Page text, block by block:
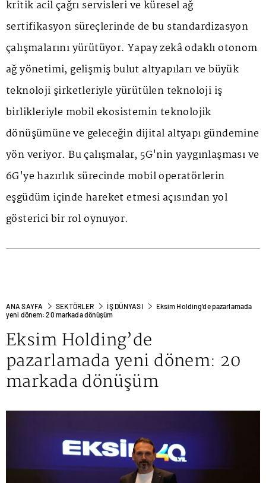
kritik acil çağrı servisleri ve küresel ağ
sertifikasyon süreçlerinde de bu standardizasyon
çalışmalarını yürütüyor. Yapay zekâ odaklı otonom
ağ yönetimi, gelişmiş bulut altyapıları ve büyük
teknoloji şirketleriyle yürütülen teknoloji iş
birlikleriyle mobil ekosistemin teknolojik
dönüşümüne ve geleceğin dijital altyapı gündemine
yön veriyor. Bu çalışmalar, 5G'nin yaygınlaşması ve
6G'ye hazırlık sürecinde mobil operatörlerin
eşgüdüm içinde hareket etmesi açısından yol
gösterici bir rol oynuyor.
ANA SAYFA SEKTÖRLER İŞ DÜNYASI
Eksim Holding’de pazarlamada
yeni dönem: 20 markada dönüşüm
Eksim Holding’de
pazarlamada yeni dönem: 20
markada dönüşüm